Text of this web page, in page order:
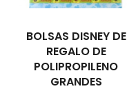
BOLSAS DISNEY DE
REGALO DE
POLIPROPILENO
GRANDES